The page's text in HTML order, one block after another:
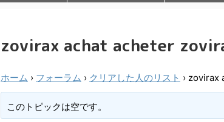
zovirax achat acheter
ホーム › フォーラム › クリアした人のリスト › zovirax
このトピックは空です。